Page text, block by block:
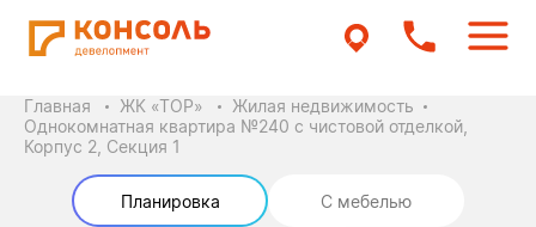
Главная ЖК «ТОР»
Жилая недвижимость
Однокомнатная квартира №240 с чистовой отделкой,
Корпус 2, Секция 1
Планировка С мебелью